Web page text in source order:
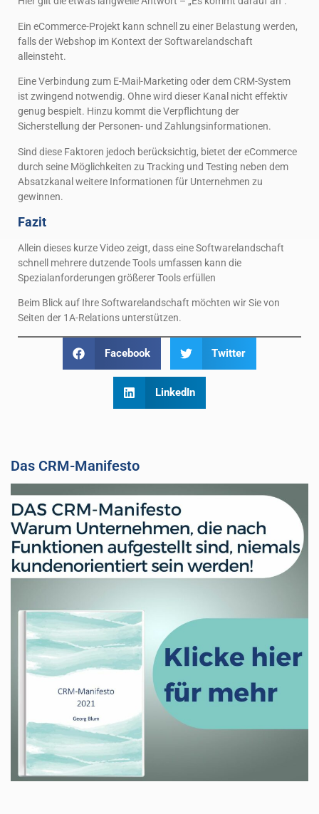
Ein eCommerce-Projekt kann schnell zu einer Belastung werden,
falls der Webshop im Kontext der Softwarelandschaft
alleinsteht.
Eine Verbindung zum E-Mail-Marketing oder dem CRM-System
ist zwingend notwendig. Ohne wird dieser Kanal nicht effektiv
genug bespielt. Hinzu kommt die Verpflichtung der
Sicherstellung der Personen- und Zahlungsinformationen.
Sind diese Faktoren jedoch berücksichtig, bietet der eCommerce
durch seine Möglichkeiten zu Tracking und Testing neben dem
Absatzkanal weitere Informationen für Unternehmen zu
gewinnen.
Fazit
Allein dieses kurze Video zeigt, dass eine Softwarelandschaft
schnell mehrere dutzende Tools umfassen kann die
Spezialanforderungen größerer Tools erfüllen
Beim Blick auf Ihre Softwarelandschaft möchten wir Sie von
Seiten der 1A-Relations unterstützen.
Facebook Twitter
LinkedIn
Das CRM-Manifesto